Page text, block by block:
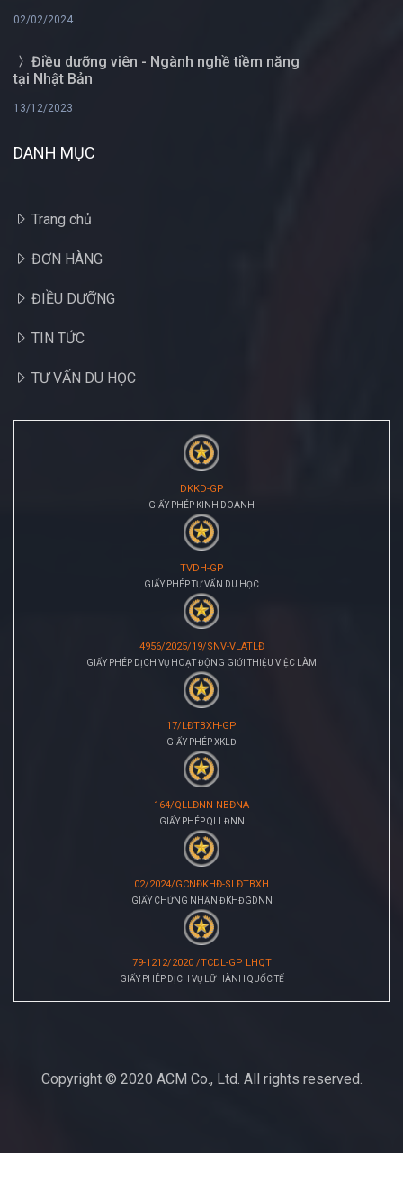
02/02/2024
Điều dưỡng viên - Ngành nghề tiềm năng
tại Nhật Bản
13/12/2023
DANH MỤC
Trang chủ
ĐƠN HÀNG
ĐIỀU DƯỠNG
TIN TỨC
TƯ VẤN DU HỌC
DKKD-GP
GIẤY PHÉP KINH DOANH
TVDH-GP
GIẤY PHÉP TƯ VẤN DU HỌC
4956/2025/19/SNV-VLATLĐ
GIẤY PHÉP DỊCH VỤ HOẠT ĐỘNG GIỚI THIỆU VIỆC LÀM
17/LĐTBXH-GP
GIẤY PHÉP XKLĐ
164/QLLĐNN-NBĐNA
GIẤY PHÉP QLLĐNN
02/2024/GCNĐKHĐ-SLĐTBXH
GIẤY CHỨNG NHẬN ĐKHĐGDNN
79-1212/2020 /TCDL-GP LHQT
GIẤY PHÉP DỊCH VỤ LỮ HÀNH QUỐC TẾ
Copyright © 2020 ACM Co., Ltd. All rights reserved.